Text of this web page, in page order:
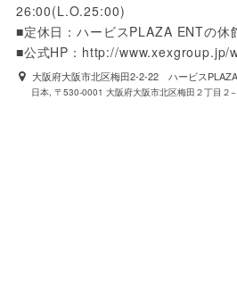
26:00(L.O.25:00)
■定休日：ハービスPLAZA ENTの休
■公式HP：http://www.xexgroup.jp/
大阪府大阪市北区梅田2-2-22 ハービス
日本, 〒530-0001 大阪府大阪市北区梅田２丁目２−